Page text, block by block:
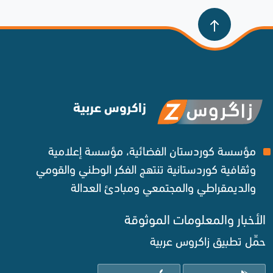
زاكروس عربية
مؤسسة كوردستان الفضائية، مؤسسة إعلامية
وثقافية كوردستانية تنتهج الفكر الوطني والقومي
والديمقراطي والمجتمعي ومبادئ العدالة ‌
الأخبار والمعلومات الموثوقة‌
حمِّل تطبيق زاكروس عربية